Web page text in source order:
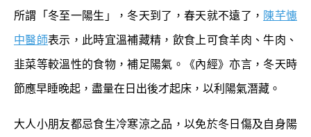
所謂「冬至一陽生」，冬天到了，春天就不遠了， 陳芊憓
中醫師表示，此時宜溫補藏精，飲食上可食羊肉、牛肉、
韭菜等較溫性的食物，補足陽氣。《內經》亦言，冬天時
節應早睡晚起，盡量在日出後才起床，以利陽氣潛藏。
大人小朋友都忌食生冷寒涼之品，以免於冬日傷及自身陽